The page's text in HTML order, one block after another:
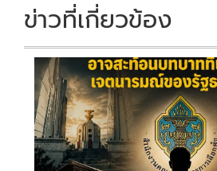
ข่าวที่เกี่ยวข้อง